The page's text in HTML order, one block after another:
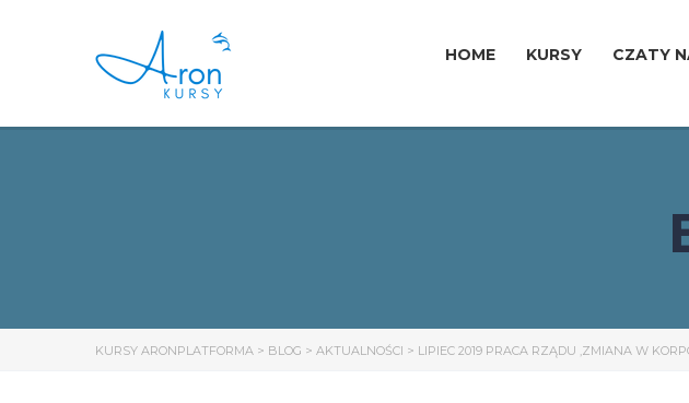
HOME KURSY CZATY
KURSY ARONPLATFORMA > BLOG > AKTUALNOŚCI > LIPIEC 2019 PRACA RZĄDU ,ZMIANA W